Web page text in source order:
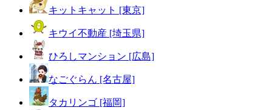
キットキャット [東京]
キウイ不動産 [埼玉県]
ひろしマンション [広島]
なごぐらん [名古屋]
タカリンゴ [福岡]